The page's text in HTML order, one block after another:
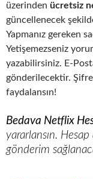
üzerinden ücretsiz
güncellenecek
Yapmanız gereken
Yetişemezseniz
yazabilirsiniz. E-
gönderilecektir.
faydalansın!
Bedava Netflix
yararlansın.
gönderim